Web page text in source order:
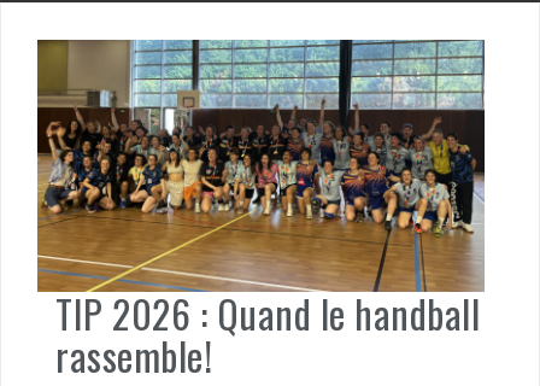
TIP 2026 : Quand le handball
rassemble!